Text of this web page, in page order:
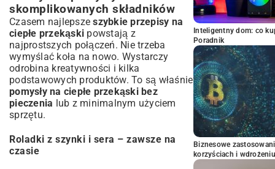
skomplikowanych składników
Czasem najlepszeszybkie przepisy na
ciepłe przekąski powstają z
najprostszych połączeń. Nie trzeba
wymyślać koła na nowo. Wystarczy
odrobina kreatywności i kilka
podstawowych produktów. To są właśnie
pomysły na ciepłe przekąski bez
pieczenia lub z minimalnym użyciem
sprzętu.
Roladki z szynki i sera – zawsze na
czasie
Inteligentny dom: co
Poradnik
Biznesowe
korzyściach i wdrożeniu